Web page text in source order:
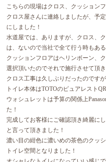
こちらの現場はクロス、クッション
クロス屋さんに連絡しましたが、予
にしました！
水道屋では、ありますが、クロス、
は、ないので当社で全て行う時もあ
クッションフロアはヘリンボーン、
選択頂いたのでそれで施行させて頂き
クロス工事は久しぶりだったのです
トイレ本体はTOTOのピュアレスト
ウォシュレットは予算の関係上
た！
完成してお客様にご確認頂き綺麗に
と言って頂きました！
濃い目の紺色に濃いめの茶色のクッ
トイレ空間となりました！